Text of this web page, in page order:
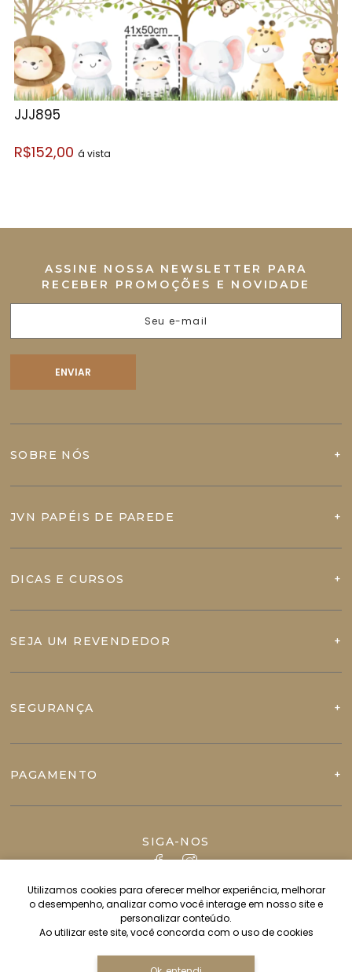
Utilizamos cookies para oferecer melhor experiência, melhorar
o desempenho, analizar como você interage em nosso site e
personalizar conteúdo.
Ao utilizar este site, você concorda com o uso de cookies
JJJ895
R$152,00 á vista
SOBRE NÓS
JVN PAPÉIS DE PAREDE
DICAS E CURSOS
SEJA UM REVENDEDOR
SEGURANÇA
PAGAMENTO
SIGA-NOS
ASSINE NOSSA NEWSLETTER PARA
RECEBER PROMOÇÕES E NOVIDADE